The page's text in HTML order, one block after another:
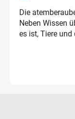
Die
Neben Wissen
es ist, Tiere und